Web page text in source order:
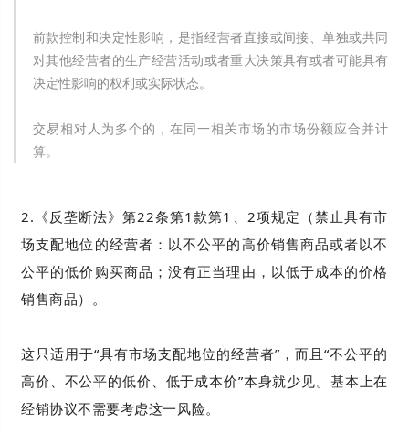
前款控制和决定性影响，是指经营者直接或间接、单独或共同
对其他经营者的生产经营活动或者重大决策具有或者可能具有
决定性影响的权利或实际状态。
交易相对人为多个的，在同一相关市场的市场份额应合并计
算。
2.《反垄断法》第22条第1款第1、2项规定（禁止具有市
场支配地位的经营者：以不公平的高价销售商品或者以不
公平的低价购买商品；没有正当理由，以低于成本的价格
销售商品）。
这只适用于“具有市场支配地位的经营者”，而且“不公平的
高价、不公平的低价、低于成本价”本身就少见。基本上在
经销协议不需要考虑这一风险。